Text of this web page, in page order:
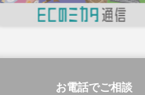
お電話でご相談